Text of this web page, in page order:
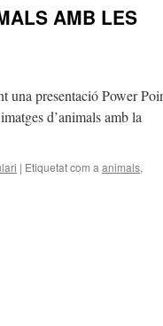
AMB LES
una presentació Power
d’animals amb la
| Etiquetat com a animals,